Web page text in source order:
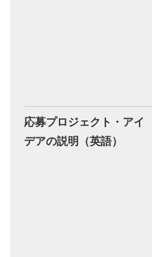
応募プロジェクト・アイ
デアの説明（英語）